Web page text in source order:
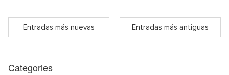
Entradas más nuevas Entradas más antiguas
Categories